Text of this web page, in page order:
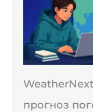
прогноз